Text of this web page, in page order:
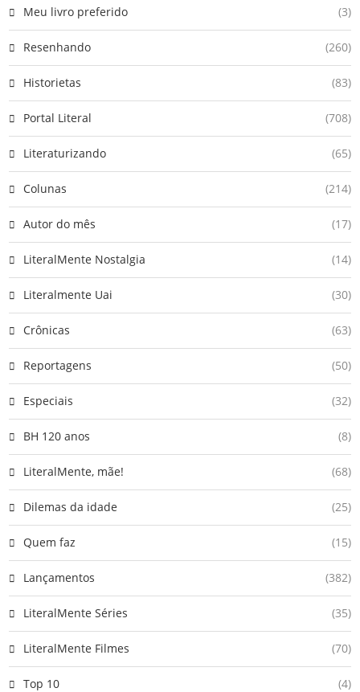
Meu livro preferido (3)
Resenhando (260)
Historietas (83)
Portal Literal (708)
Literaturizando (65)
Colunas (214)
Autor do mês (17)
LiteralMente Nostalgia (14)
Literalmente Uai (30)
Crônicas (63)
Reportagens (50)
Especiais (32)
BH 120 anos (8)
LiteralMente, mãe! (68)
Dilemas da idade (25)
Quem faz (15)
Lançamentos (382)
LiteralMente Séries (35)
LiteralMente Filmes (70)
Top 10 (4)